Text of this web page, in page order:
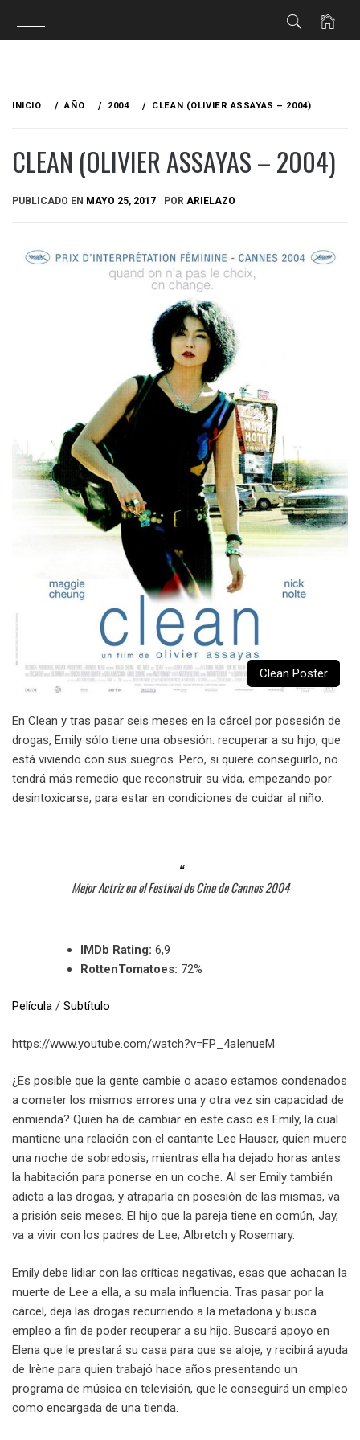
INICIO AÑO 2004 CLEAN (OLIVIER ASSAYAS – 2004)
CLEAN (OLIVIER ASSAYAS – 2004)
PUBLICADO EN MAYO 25, 2017 POR ARIELAZO
Clean Poster
En Clean y tras pasar seis meses en la cárcel por posesión de
drogas, Emily sólo tiene una obsesión: recuperar a su hijo, que
está viviendo con sus suegros. Pero, si quiere conseguirlo, no
tendrá más remedio que reconstruir su vida, empezando por
desintoxicarse, para estar en condiciones de cuidar al niño.
Mejor Actriz en el Festival de Cine de Cannes 2004
IMDb Rating: 6,9
RottenTomatoes: 72%
Película / Subtítulo
https://www.youtube.com/watch?v=FP_4aIenueM
¿Es posible que la gente cambie o acaso estamos condenados
a cometer los mismos errores una y otra vez sin capacidad de
enmienda? Quien ha de cambiar en este caso es Emily, la cual
mantiene una relación con el cantante Lee Hauser, quien muere
una noche de sobredosis, mientras ella ha dejado horas antes
la habitación para ponerse en un coche. Al ser Emily también
adicta a las drogas, y atraparla en posesión de las mismas, va
a prisión seis meses. El hijo que la pareja tiene en común, Jay,
va a vivir con los padres de Lee; Albretch y Rosemary.
Emily debe lidiar con las críticas negativas, esas que achacan la
muerte de Lee a ella, a su mala influencia. Tras pasar por la
cárcel, deja las drogas recurriendo a la metadona y busca
empleo a fin de poder recuperar a su hijo. Buscará apoyo en
Elena que le prestará su casa para que se aloje, y recibirá ayuda
de Irène para quien trabajó hace años presentando un
programa de música en televisión, que le conseguirá un empleo
como encargada de una tienda.